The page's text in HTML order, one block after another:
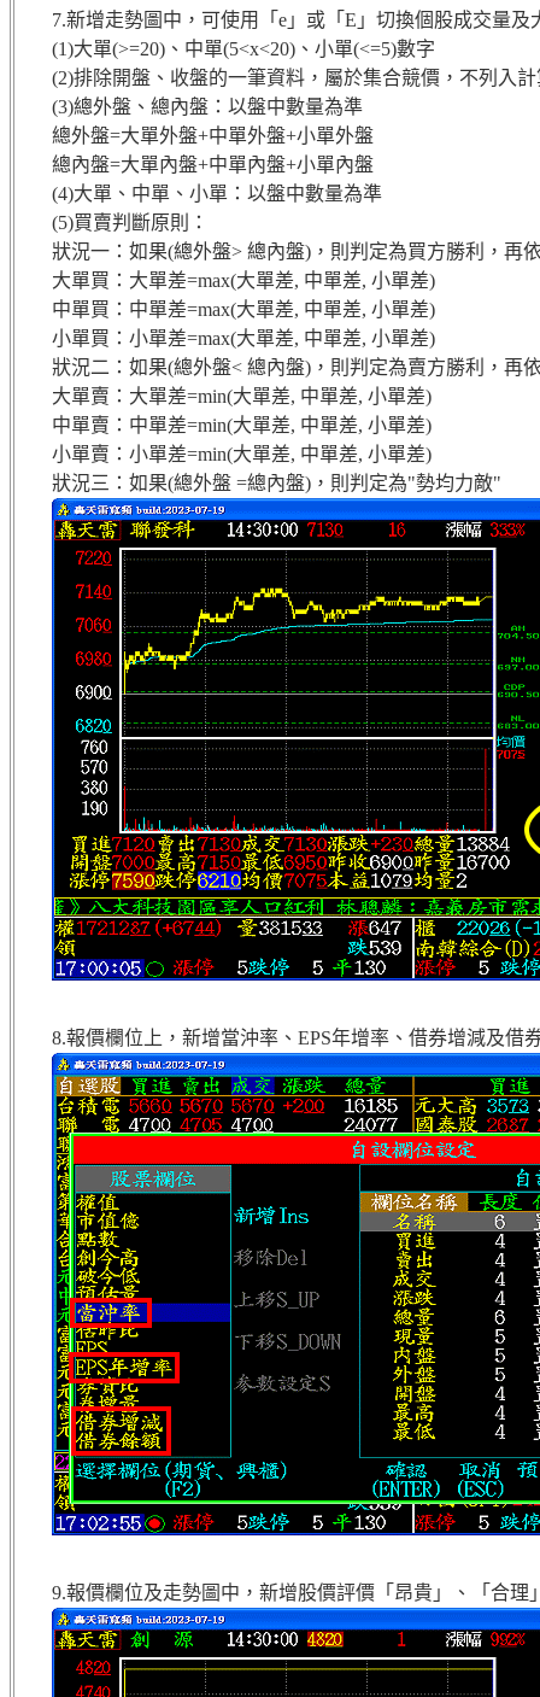
7.新增走勢圖中，可使用「e」或「E」切換個股成交量及
(1)大單(>=20)、中單(5<x<20)、小單(<=5)數字
(2)排除開盤、收盤的一筆資料，屬於集合競價，不列入計
(3)總外盤、總內盤：以盤中數量為準
總外盤=大單外盤+中單外盤+小單外盤
總內盤=大單內盤+中單內盤+小單內盤
(4)大單、中單、小單：以盤中數量為準
(5)買賣判斷原則：
狀況一：如果(總外盤> 總內盤)，則判定為買方勝利，再
大單買：大單差=max(大單差, 中單差, 小單差)
中單買：中單差=max(大單差, 中單差, 小單差)
小單買：小單差=max(大單差, 中單差, 小單差)
狀況二：如果(總外盤< 總內盤)，則判定為賣方勝利，再
大單賣：大單差=min(大單差, 中單差, 小單差)
中單賣：中單差=min(大單差, 中單差, 小單差)
小單賣：小單差=min(大單差, 中單差, 小單差)
狀況三：如果(總外盤 =總內盤)，則判定為"勢均力敵"
8.報價欄位上，新增當沖率、EPS年增率、借券增減及借
9.報價欄位及走勢圖中，新增股價評價「昂貴」、「合理